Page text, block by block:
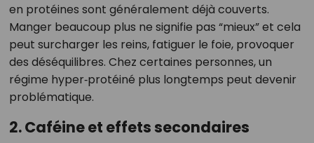
en protéines sont généralement déjà couverts.
Manger beaucoup plus ne signifie pas “mieux” et cela
peut surcharger les reins, fatiguer le foie, provoquer
des déséquilibres. Chez certaines personnes, un
régime hyper‑protéiné plus longtemps peut devenir
problématique.
2. Caféine et effets secondaires